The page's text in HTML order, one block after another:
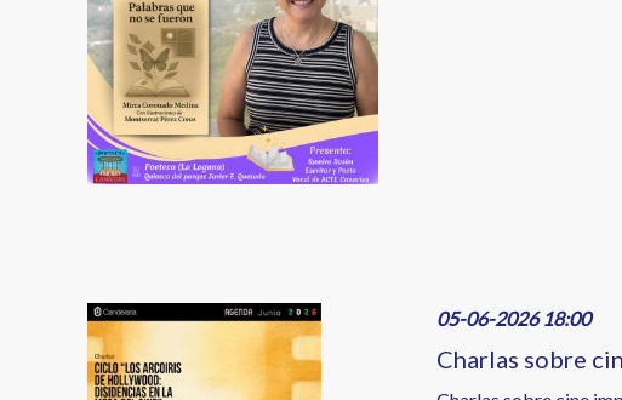
Image 05-06-2026 18:00
Charlas sobre